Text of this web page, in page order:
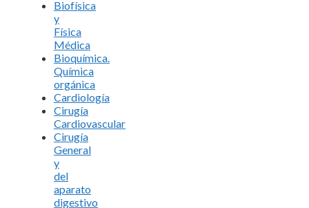
Biofísica
y
Física
Médica
Bioquímica.
Química
orgánica
Cardiología
Cirugía
Cardiovascular
Cirugía
General
y
del
aparato
digestivo